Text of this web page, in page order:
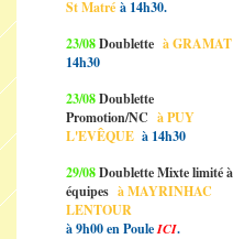
St Matré à 14h30.
23/08Doublette à GRAMAT
14h30
23/08Doublette
Promotion/NC à PUY
L'EVÊQUE à 14h30
29/08Doublette Mixte limité
équipes à MAYRINHAC
LENTOUR
à 9h00 en PouleICI.